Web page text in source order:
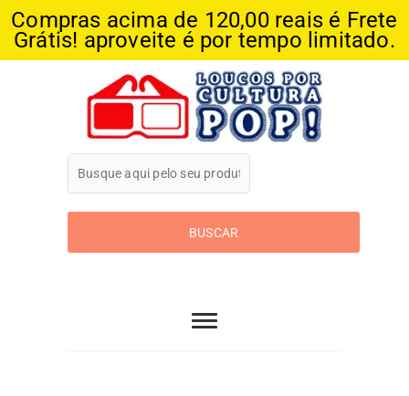
Compras acima de 120,00 reais é Frete
Grátis! aproveite é por tempo limitado.
Loucos Por
Cultura Pop